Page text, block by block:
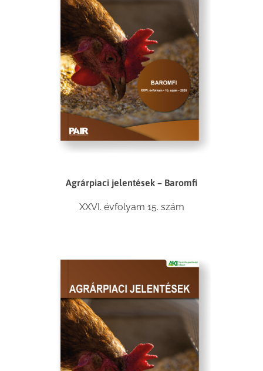
Agrárpiaci jelentések – Baromfi
XXVI. évfolyam 15. szám